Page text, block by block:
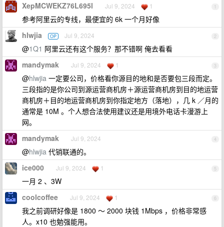
1
XepMCWEKZ76L695l Jul 9, 2024 1
参考阿里云的专线，最便宜的 6k 一个月好像
2
hlwjia OP Jul 9, 2024
@1Q1 阿里云还有这个服务？那不错啊 俺去看看
3
mandymak Jul 9, 2024 1
@hlwjia 一定要公司，价格看你源目的地和是否要包三段而定。
三段指的是你公司到源运营商机房＋源运营商机房到目的地运营
商机房＋目的地运营商机房到你指定地方（落地），几 k ／月的
通常是 10M 。个人想合法使用建议还是用境外电话卡漫游上
网。
4
mandymak Jul 9, 2024
@hlwjia 代销联通的。
5
ice000 Jul 9, 2024 1
一月 2 、3W
6
coolcoffee Jul 9, 2024 1
我之前调研好像是 1800 ～ 2000 块钱 1Mbps ，价格非常感
人。x10 也勉强能用。